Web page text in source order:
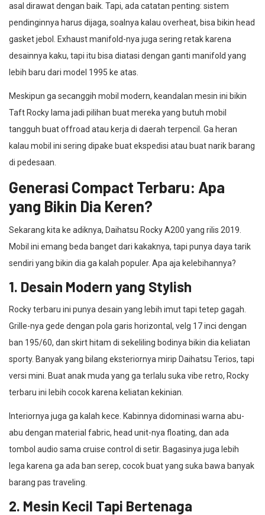
asal dirawat dengan baik. Tapi, ada catatan penting: sistem
pendinginnya harus dijaga, soalnya kalau overheat, bisa bikin head
gasket jebol. Exhaust manifold-nya juga sering retak karena
desainnya kaku, tapi itu bisa diatasi dengan ganti manifold yang
lebih baru dari model 1995 ke atas.
Meskipun ga secanggih mobil modern, keandalan mesin ini bikin
Taft Rocky lama jadi pilihan buat mereka yang butuh mobil
tangguh buat offroad atau kerja di daerah terpencil. Ga heran
kalau mobil ini sering dipake buat ekspedisi atau buat narik barang
di pedesaan.
Generasi Compact Terbaru: Apa
yang Bikin Dia Keren?
Sekarang kita ke adiknya, Daihatsu Rocky A200 yang rilis 2019.
Mobil ini emang beda banget dari kakaknya, tapi punya daya tarik
sendiri yang bikin dia ga kalah populer. Apa aja kelebihannya?
1. Desain Modern yang Stylish
Rocky terbaru ini punya desain yang lebih imut tapi tetep gagah.
Grille-nya gede dengan pola garis horizontal, velg 17 inci dengan
ban 195/60, dan skirt hitam di sekeliling bodinya bikin dia keliatan
sporty. Banyak yang bilang eksteriornya mirip Daihatsu Terios, tapi
versi mini. Buat anak muda yang ga terlalu suka vibe retro, Rocky
terbaru ini lebih cocok karena keliatan kekinian.
Interiornya juga ga kalah kece. Kabinnya didominasi warna abu-
abu dengan material fabric, head unit-nya floating, dan ada
tombol audio sama cruise control di setir. Bagasinya juga lebih
lega karena ga ada ban serep, cocok buat yang suka bawa banyak
barang pas traveling.
2. Mesin Kecil Tapi Bertenaga